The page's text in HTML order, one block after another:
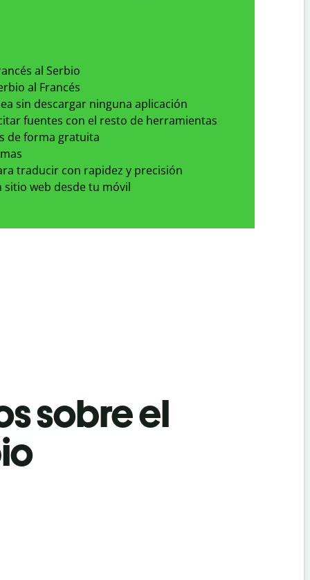
al Serbio
al Francés
sin descargar ninguna aplicación
fuentes con el resto de herramientas
de forma gratuita
traducir con rapidez y precisión
sitio web desde tu móvil
sobre el